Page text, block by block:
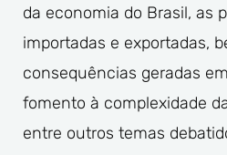
da economia do Brasil, as
importadas e exportadas,
consequências geradas
fomento à complexidade
entre outros temas